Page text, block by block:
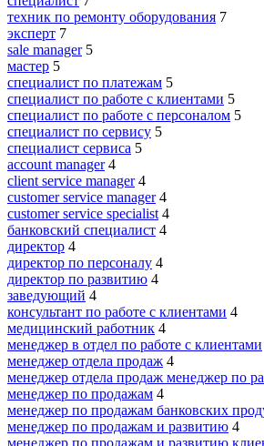
техник по ремонту оборудования 7
эксперт 7
sale manager 5
мастер 5
специалист по платежам 5
специалист по работе с клиентами 5
специалист по работе с персоналом 5
специалист по сервису 5
специалист сервиса 5
account manager 4
client service manager 4
customer service manager 4
customer service specialist 4
банковский специалист 4
директор 4
директор по персоналу 4
директор по развитию 4
заведующий 4
консультант по работе с клиентами 4
медицинский работник 4
менеджер в отдел по работе с клиентами
менеджер отдела продаж 4
менеджер отдела продаж менеджер по
менеджер по продажам 4
менеджер по продажам банковских
менеджер по продажам и развитию 4